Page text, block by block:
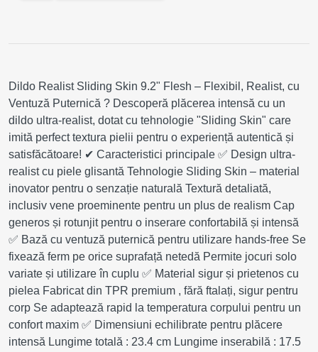
Dildo Realist Sliding Skin 9.2" Flesh – Flexibil, Realist, cu
Ventuză Puternică ? Descoperă plăcerea intensă cu un
dildo ultra-realist, dotat cu tehnologie "Sliding Skin" care
imită perfect textura pielii pentru o experiență autentică și
satisfăcătoare! ✔ Caracteristici principale ✅ Design ultra-
realist cu piele glisantă Tehnologie Sliding Skin – material
inovator pentru o senzație naturală Textură detaliată,
inclusiv vene proeminente pentru un plus de realism Cap
generos și rotunjit pentru o inserare confortabilă și intensă
✅ Bază cu ventuză puternică pentru utilizare hands-free Se
fixează ferm pe orice suprafață netedă Permite jocuri solo
variate și utilizare în cuplu ✅ Material sigur și prietenos cu
pielea Fabricat din TPR premium , fără ftalați, sigur pentru
corp Se adaptează rapid la temperatura corpului pentru un
confort maxim ✅ Dimensiuni echilibrate pentru plăcere
intensă Lungime totală : 23.4 cm Lungime inserabilă : 17.5